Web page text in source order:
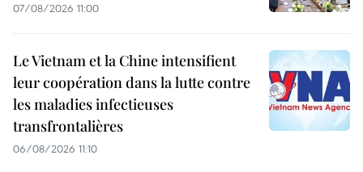
07/08/2026 11:00
Le Vietnam et la Chine intensifient
leur coopération dans la lutte contre
les maladies infectieuses
transfrontalières
06/08/2026 11:10